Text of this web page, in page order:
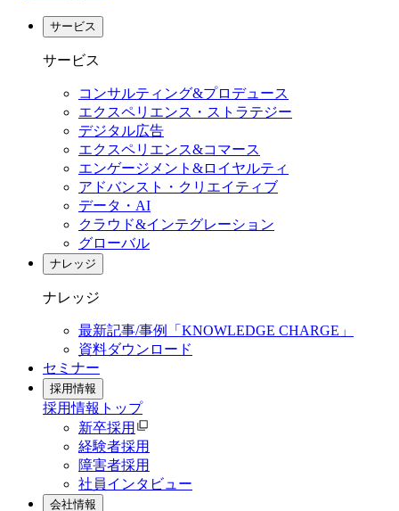
サービス
サービス
コンサルティング&プロデュース
エクスペリエンス・ストラテジー
デジタル広告
エクスペリエンス&コマース
エンゲージメント&ロイヤルティ
アドバンスト・クリエイティブ
データ・AI
クラウド&インテグレーション
グローバル
ナレッジ
ナレッジ
最新記事/事例「KNOWLEDGE CHARGE」
資料ダウンロード
セミナー
採用情報
採用情報 トップ
新卒採用
経験者採用
障害者採用
社員インタビュー
会社情報